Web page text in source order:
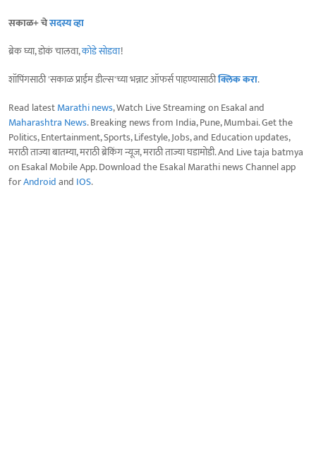
सकाळ+ चेसदस्य व्हा
ब्रेक घ्या, डोकं चालवा,कोडे सोडवा!
शॉपिंगसाठी 'सकाळ प्राईम डील्स'च्या भन्नाट ऑफर्स पाहण्यासाठीक्लिक करा.
Read latestMarathi news, Watch Live Streaming on Esakal and
Maharashtra News. Breaking news from India, Pune, Mumbai. Get the
Politics, Entertainment, Sports, Lifestyle, Jobs, and Education updates,
मराठी ताज्या बातम्या, मराठी ब्रेकिंग न्यूज, मराठी ताज्या घडामोडी. And Live taja batmya
on Esakal Mobile App. Download the Esakal Marathi news Channel app
forAndroidand IOS.